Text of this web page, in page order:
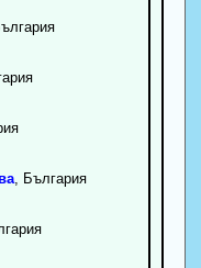
, България